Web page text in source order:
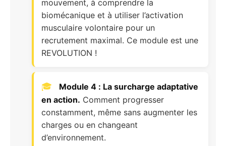
mouvement, à comprendre la
biomécanique et à utiliser l’activation
musculaire volontaire pour un
recrutement maximal. Ce module est une
REVOLUTION !
Module 4 : La surcharge adaptative
en action. Comment progresser
constamment, même sans augmenter les
charges ou en changeant
d’environnement.